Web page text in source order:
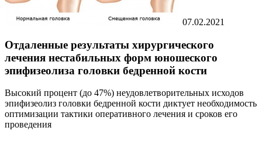
07.02.2021
Отдаленные результаты хирургического
лечения нестабильных форм юношеского
эпифизеолиза головки бедренной кости
Высокий процент (до 47%) неудовлетворительных исходов
эпифизеолиз головки бедренной кости диктует необходимость
оптимизации тактики оперативного лечения и сроков его
проведения